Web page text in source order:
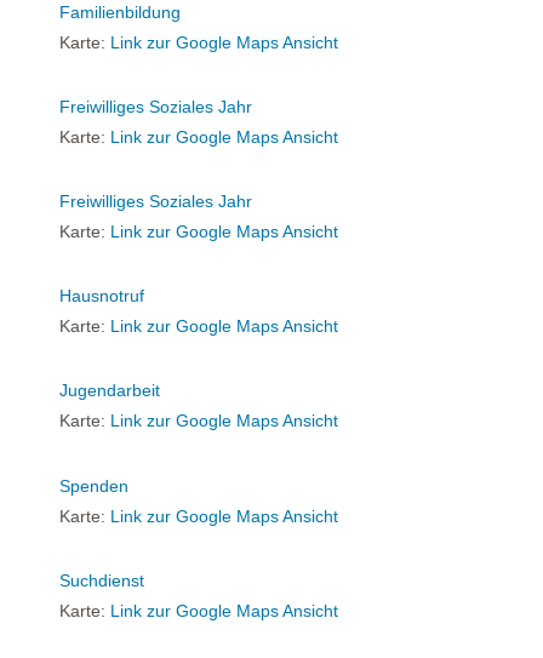
Familienbildung
Karte: Link zur Google Maps Ansicht
Freiwilliges Soziales Jahr
Karte: Link zur Google Maps Ansicht
Freiwilliges Soziales Jahr
Karte: Link zur Google Maps Ansicht
Hausnotruf
Karte: Link zur Google Maps Ansicht
Jugendarbeit
Karte: Link zur Google Maps Ansicht
Spenden
Karte: Link zur Google Maps Ansicht
Suchdienst
Karte: Link zur Google Maps Ansicht